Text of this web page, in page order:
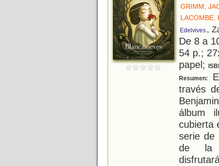
GRIMM,
LACOMBE,
Edelvives ,
De 8 a
54 p.;
papel;
Resumen:
través
álbum
cubierta
serie de
de la